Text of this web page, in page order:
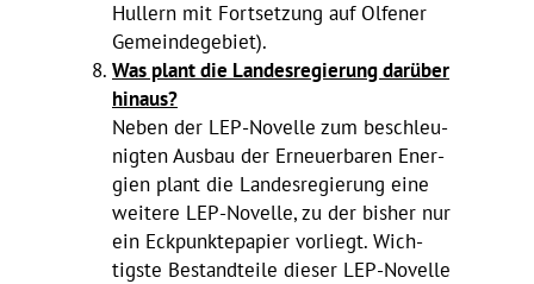
Hullern mit Fort­set­zung auf Olfener
Gemeindegebiet).
Was plant die Landes­re­gie­rung darüber
hinaus?
Neben der LEP-Novelle zum beschleu­
nigten Ausbau der Erneu­er­baren Ener­
gien plant die Landes­re­gie­rung eine
weitere LEP-Novelle, zu der bisher nur
ein Eckpunk­te­pa­pier vorliegt. Wich­
tigste Bestand­teile dieser LEP-Novelle